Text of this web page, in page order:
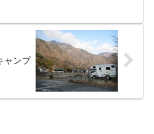
ャンプ